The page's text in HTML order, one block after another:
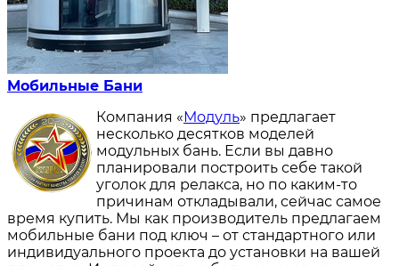
Мобильные Бани
Компания «Модуль» предлагает
несколько десятков моделей
модульных бань. Если вы давно
планировали построить себе такой
уголок для релакса, но по каким-то
причинам откладывали, сейчас самое
время купить. Мы как производитель предлагаем
мобильные бани под ключ – от стандартного или
индивидуального проекта до установки на вашей